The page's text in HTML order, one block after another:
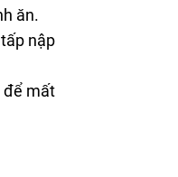
ăn.
nập
để mất